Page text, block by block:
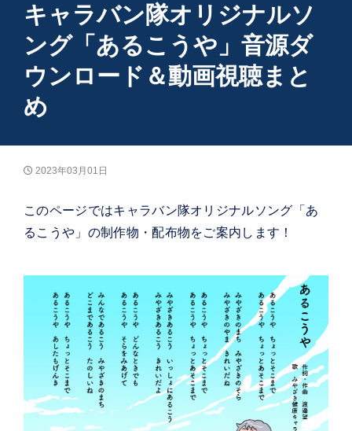
キャラバン隊オリジナルソ
ング「あるこうや」音源ダ
ウンロード＆動画視聴まと
め
2023年03月01日
このページではキャラバン隊オリジナルソング「あ
るこうや」の制作物・配布物をご案内します！